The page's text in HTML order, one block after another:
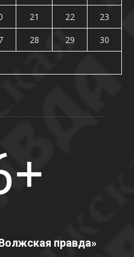
21 22
23
28 29
30
правда»